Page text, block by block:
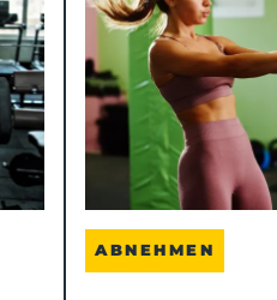
ABNEHMEN